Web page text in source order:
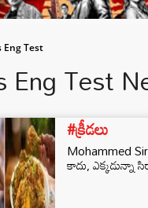
Eng Test
Eng Test
#క్రీడలు
Mohammed
కాదు, ఎక్కడున్నా